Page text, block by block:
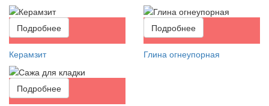
Подробнее
Керамзит
Подробнее
Глина огнеупорная
Подробнее